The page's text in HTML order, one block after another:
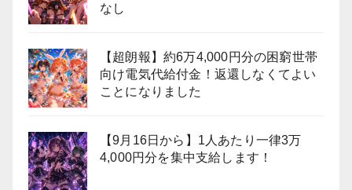
なし
【超朗報】約6万4,000円分の困窮世帯
向け電気代給付金！返還しなくてよい
ことになりました
【9月16日から】1人あたり一律3万
4,000円分を集中支給します！